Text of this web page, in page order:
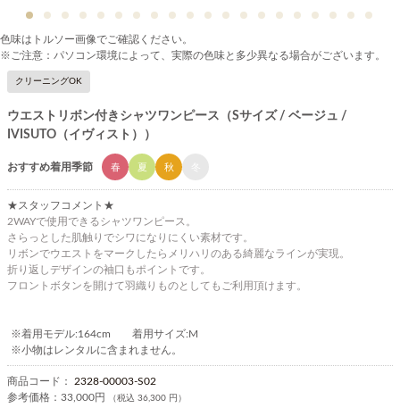
色味はトルソー画像でご確認ください。
※ご注意：パソコン環境によって、実際の色味と多少異なる場合がございます。
クリーニングOK
ウエストリボン付きシャツワンピース（Sサイズ / ベージュ /
IVISUTO（イヴィスト））
おすすめ着用季節 春 夏 秋
★スタッフコメント★
2WAYで使用できるシャツワンピース。
さらっとした肌触りでシワになりにくい素材です。
リボンでウエストをマークしたらメリハリのある綺麗なラインが実現。
折り返しデザインの袖口もポイントです。
フロントボタンを開けて羽織りものとしてもご利用頂けます。
※着用モデル:164cm 着用サイズ:M
※小物はレンタルに含まれません。
商品コード： 2328-00003-S02
参考価格： 33,000円 （税込 36,300 円）